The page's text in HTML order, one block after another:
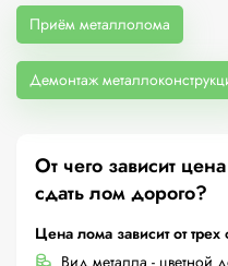
Приём металлолома
Демонтаж
От чего зависит
сдать лом дорого?
Цена лома зависит от трех
Вид металла - цветной